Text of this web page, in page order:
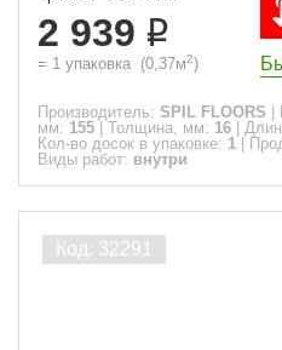
2 939
= 1 упаковка (0,37м2)
Производитель: SPIL FLOORS
мм: 155 Толщина, мм: 16
Кол-во досок в упаковке: 1
Виды работ: внутри